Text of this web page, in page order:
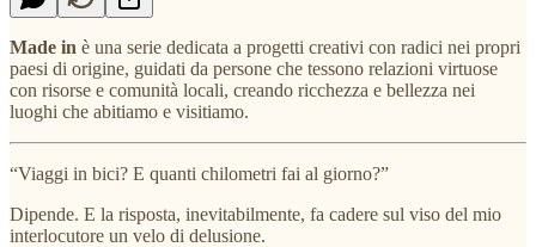
Made in è una serie dedicata a progetti creativi con radici nei propri
paesi di origine, guidati da persone che tessono relazioni virtuose
con risorse e comunità locali, creando ricchezza e bellezza nei
luoghi che abitiamo e visitiamo.
“Viaggi in bici? E quanti chilometri fai al giorno?”
Dipende. E la risposta, inevitabilmente, fa cadere sul viso del mio
interlocutore un velo di delusione.